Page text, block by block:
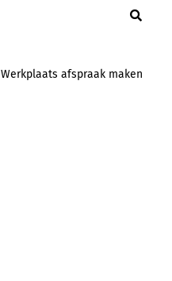
Werkplaats afspraak maken